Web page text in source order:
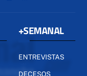
+SEMANAL
ENTREVISTAS
DECESOS